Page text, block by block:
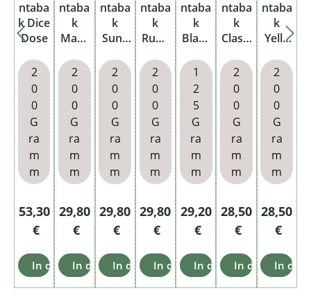
ntaba
k Dice
Dose
2
0
0
G
ra
m
m
Regulärer Preis:
53,30
€
In den Warenkorb
ntaba
k
Maro
Dose
L
2
0
0
G
ra
m
m
Regulärer Preis:
29,80
€
In den Warenkorb
ntaba
k
Sung
Dose
L
2
0
0
G
ra
m
m
Regulärer Preis:
29,80
€
In den Warenkorb
ntaba
k
Ruby
L
2
0
0
G
ra
m
m
Regulärer Preis:
29,80
€
In den Warenkorb
ntaba
k
Black
Dose
1
2
5
G
ra
m
m
Regulärer Preis:
29,20
€
In den Warenkorb
ntaba
k
Classi
Dose
L
2
0
0
G
ra
m
m
Regulärer
28,50
€
In den
ntaba
k
Yello
Dose
L
2
0
0
G
ra
m
m
28,50
€
In den